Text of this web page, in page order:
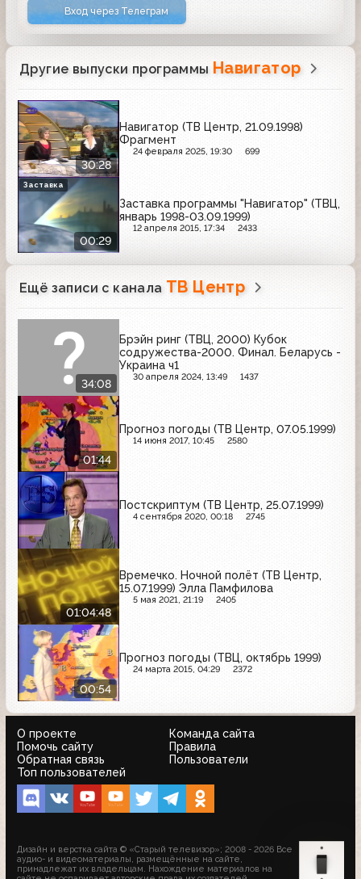
Вход через Телеграм
Другие выпуски программы Навигатор
30:28
Навигатор (ТВ Центр, 21.09.1998)
Фрагмент
24 февраля 2025, 19:30 699
00:29
Заставка программы "Навигатор" (ТВЦ,
январь 1998-03.09.1999)
12 апреля 2015, 17:34 2433
Заставка
Ещё записи с канала ТВ Центр
34:08
Брэйн ринг (ТВЦ, 2000) Кубок
содружества-2000. Финал. Беларусь -
Украина ч1
30 апреля 2024, 13:49 1437
01:44
Прогноз погоды (ТВ Центр, 07.05.1999)
14 июня 2017, 10:45 2580
Постскриптум (ТВ Центр, 25.07.1999)
4 сентября 2020, 00:18 2745
01:04:48
Времечко. Ночной полёт (ТВ Центр,
15.07.1999) Элла Памфилова
5 мая 2021, 21:19 2405
00:54
Прогноз погоды (ТВЦ, октябрь 1999)
24 марта 2015, 04:29 2372
О проекте
Команда сайта
Помочь сайту
Правила
Обратная связь
Пользователи
Топ пользователей
Дизайн и верстка сайта © «Старый телевизор»; 2008 - 2026 Все
аудио- и видеоматериалы, размещённые на сайте,
принадлежат их владельцам. Нахождение материалов на